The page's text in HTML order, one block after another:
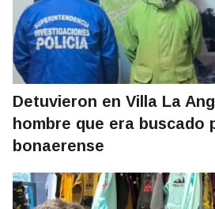
Detuvieron en Villa La
hombre que era buscado
bonaerense